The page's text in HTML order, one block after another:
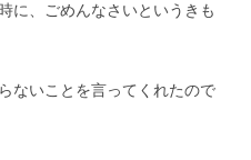
に、ごめんなさいというきも
ないことを言ってくれたので